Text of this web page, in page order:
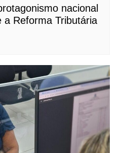
nacional
a Reforma Tributária